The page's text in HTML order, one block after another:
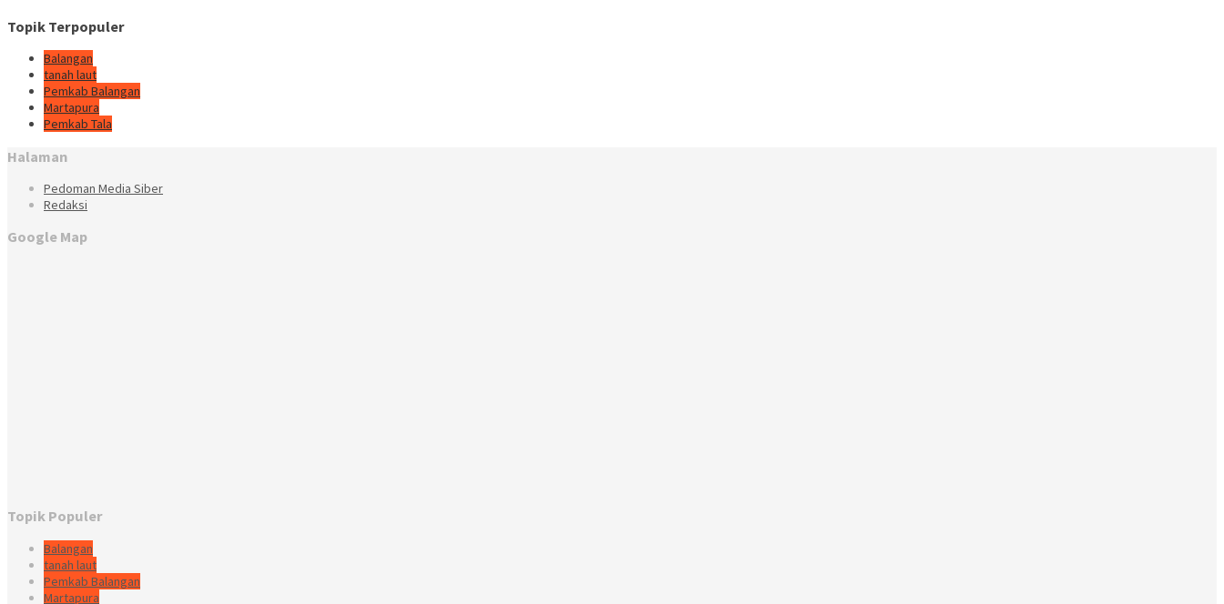
Topik Terpopuler
Balangan
tanah laut
Pemkab Balangan
Martapura
Pemkab Tala
Halaman
Pedoman Media Siber
Redaksi
Google Map
Topik Populer
Balangan
tanah laut
Pemkab Balangan
Martapura